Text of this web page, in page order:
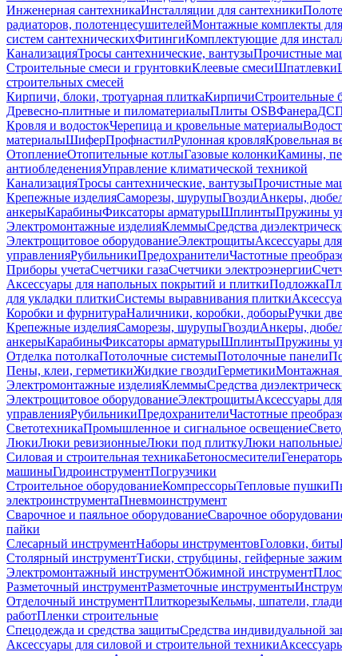
Инженерная сантехникаИнсталляции для сантехники
радиаторов, полотенцесушителейМонтажные комплекты
систем сантехническихФитингиКомплектующие для
КанализацияТросы сантехнические, вантузыПрочистные
Строительные смеси и грунтовкиКлеевые смесиШпатлевки
строительных смесей
Кирпичи, блоки, тротуарная плиткаКирпичиСтроительные
Древесно-плитные и пиломатериалыПлиты OSBФанера
Кровля и водостокЧерепица и кровельные материалы
материалыШиферПрофнастилРулонная кровляКровельная
ОтоплениеОтопительные котлыГазовые колонкиКамины,
антиобледененияУправление климатической техникой
КанализацияТросы сантехнические, вантузыПрочистные
Крепежные изделияСаморезы, шурупыГвоздиАнкеры,
анкерыКарабиныФиксаторы арматурыШплинтыПружины
Электромонтажные изделияКлеммыСредства
Электрощитовое оборудованиеЭлектрощитыАксессуары
управленияРубильникиПредохранителиЧастотные
Приборы учетаСчетчики газаСчетчики электроэнергии
Аксессуары для напольных покрытий и плиткиПодложка
для укладки плиткиСистемы выравнивания плитки
Коробки и фурнитураНаличники, коробки, доборыРучки
Крепежные изделияСаморезы, шурупыГвоздиАнкеры,
анкерыКарабиныФиксаторы арматурыШплинтыПружины
Отделка потолкаПотолочные системыПотолочные панели
Пены, клеи, герметикиЖидкие гвоздиГерметикиМонтажная
Электромонтажные изделияКлеммыСредства
Электрощитовое оборудованиеЭлектрощитыАксессуары
управленияРубильникиПредохранителиЧастотные
СветотехникаПромышленное и сигнальное освещение
ЛюкиЛюки ревизионныеЛюки под плиткуЛюки напольные
Силовая и строительная техникаБетоносмесители
машиныГидроинструментПогрузчики
Строительное оборудованиеКомпрессорыТепловые пушки
электроинструментаПневмоинструмент
Сварочное и паяльное оборудованиеСварочное
пайки
Слесарный инструментНаборы инструментовГоловки, биты
Столярный инструментТиски, струбцины, гейферные
Электромонтажный инструментОбжимной инструмент
Разметочный инструментРазметочные инструменты
Отделочный инструментПлиткорезыКельмы, шпатели,
работПленки строительные
Спецодежда и средства защитыСредства индивидуальной
Аксессуары для силовой и строительной техники